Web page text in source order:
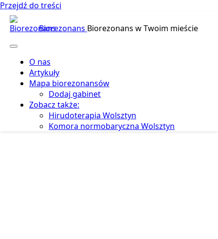
Przejdź do treści
Biorezonans Biorezonans w Twoim mieście
O nas
Artykuły
Mapa biorezonansów
Dodaj gabinet
Zobacz także:
Hirudoterapia Wolsztyn
Komora normobaryczna Wolsztyn